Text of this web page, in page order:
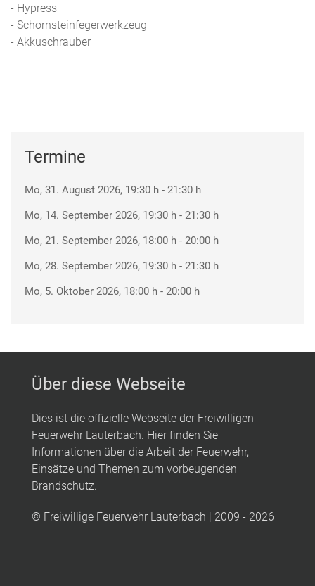
- Hypress
- Schornsteinfegerwerkzeug
- Akkuschrauber
Termine
Mo, 31. August 2026, 19:30 h - 21:30 h
Mo, 14. September 2026, 19:30 h - 21:30 h
Mo, 21. September 2026, 18:00 h - 20:00 h
Mo, 28. September 2026, 19:30 h - 21:30 h
Mo, 5. Oktober 2026, 18:00 h - 20:00 h
Über diese Webseite
Dies ist die offizielle Webseite der Freiwilligen
Feuerwehr Lauterbach. Hier finden Sie
Informationen über die Arbeit der Feuerwehr,
Einsätze und Themen zum vorbeugenden
Brandschutz.
© Freiwillige Feuerwehr Lauterbach | 2009 - 2026